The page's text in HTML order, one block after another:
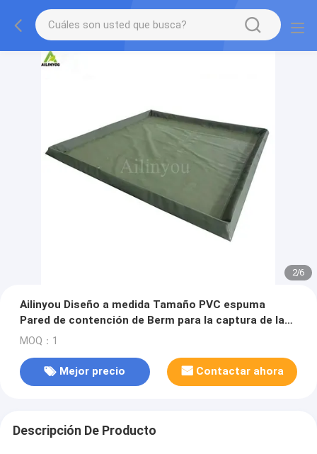
2/6
Ailinyou Diseño a medida Tamaño PVC espuma
Pared de contención de Berm para la captura de las
fugas molestas y derrames de los vehículos
MOQ：1
Mejor precio Contactar ahora
Descripción De Producto